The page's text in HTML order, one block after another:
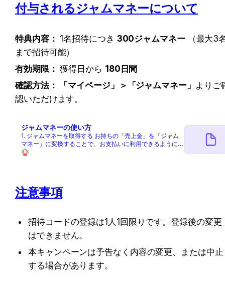
付与されるジャムマネーについて
特典内容： 1名招待につき 300ジャムマネー （最大3
まで招待可能）
有効期限： 獲得日から 180日間
確認方法： 「マイページ」＞「ジャムマネー」 よりご
認いただけます。
ジャムマネーの使い方
1. ジャムマネーを取得する お持ちの「売上金」を「ジャム
マネー」に変換することで、お支払いに利用できるようにな
ります。 - 有効期限： 変換日から180日間です。 - 【ご注
き画面で「お支払い方法」を選択します。 2. 「ジャムマネ
ーの利用」をタップし、設定画面へ進みます。 3. 利用した
す。 5. 「注文する」をタップして完了です。 ⚠️ 注意事項
（必ずご確認ください） - ポイントとの併用： ポイントと
ジャムマネーの併用はできません。 - 自動充当： 売上金を
持っていても自動では充当されません。必ず事前に変換が必
要です。 - 決済方法の制限： - 全額をジャムマネーで支払う
場合、決済システム上の都合により、決済方法は「クレジッ
トカード」「PayPay」
注意事項
招待コードの登録は1人1回限りです。登録後の変更
はできません。
本キャンペーンは予告なく内容の変更、または中止
する場合があります。